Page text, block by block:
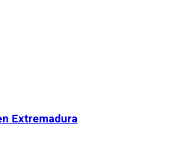
Extremadura